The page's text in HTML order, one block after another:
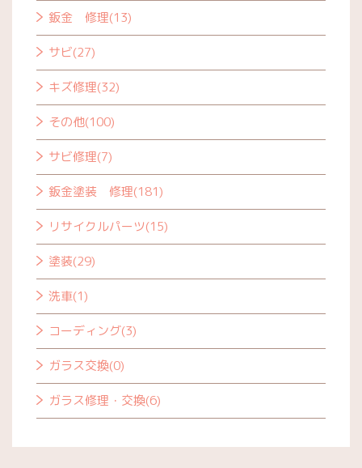
鈑金 修理(13)
サビ(27)
キズ修理(32)
その他(100)
サビ修理(7)
鈑金塗装 修理(181)
リサイクルパーツ(15)
塗装(29)
洗車(1)
コーディング(3)
ガラス交換(0)
ガラス修理・交換(6)